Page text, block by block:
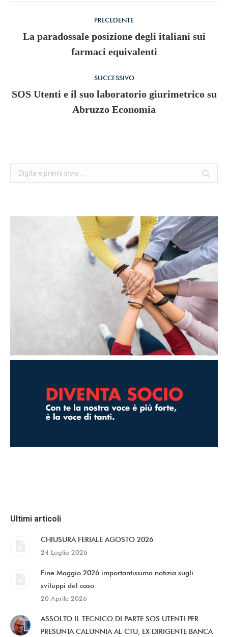
navigazione
PRECEDENTE
Stile
dell'anteprima:
La paradossale posizione degli italiani sui
farmaci equivalenti
SUCCESSIVO
Numero
di
posts:
SOS Utenti e il suo laboratorio giurimetrico su
Abruzzo Economia
Cerca
Ultimi articoli
CHIUSURA FERIALE AGOSTO 2026
24 Luglio 2026
Fine Maggio 2026 importantissima notizia sugli
sviluppi del caso
20 Aprile 2026
ASSOLTO IL TECNICO DI PARTE SOS UTENTI PER
PRESUNTA CALUNNIA AL CTU, EX DIRIGENTE BANCA